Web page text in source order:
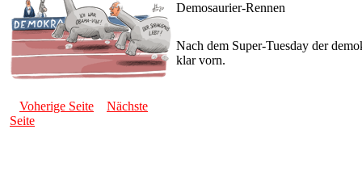
Demosaurier-Rennen
Nach dem Super-Tuesday der
klar vorn.
Voherige Seite
Nächste
Seite